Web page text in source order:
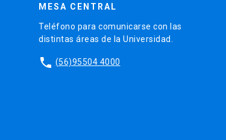
MESA CENTRAL
Teléfono para comunicarse con las
distintas áreas de la Universidad.
phone (56)95504 4000